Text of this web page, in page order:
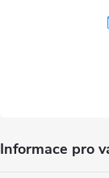
Informace pro